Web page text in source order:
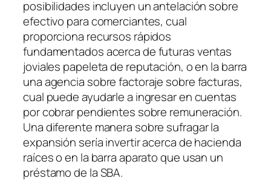
posibilidades incluyen un antelación sobre
efectivo para comerciantes, cual
proporciona recursos rápidos
fundamentados ​​acerca de futuras ventas
joviales papeleta de reputación, o en la barra
una agencia sobre factoraje sobre facturas,
cual puede ayudarle a ingresar en cuentas
por cobrar pendientes sobre remuneración.
Una diferente manera sobre sufragar la
expansión serí­a invertir acerca de hacienda
raíces o en la barra aparato que usan un
préstamo de la SBA.